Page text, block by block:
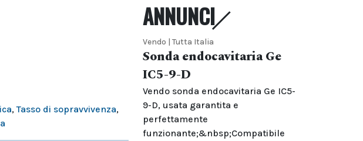
,Tasso di sopravvivenza,
ANNUNCI
Vendo | Tutta Italia
Sonda endocavitaria Ge
IC5-9-D
Vendo sonda endocavitaria Ge IC5-
9-D, usata garantita e
perfettamente
funzionante;&nbsp;Compatibile